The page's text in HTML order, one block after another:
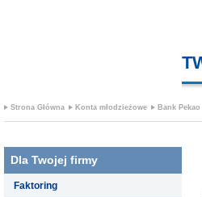
Strona Główna Konta młodzieżowe Bank Pekao
Dla Twojej firmy
Faktoring